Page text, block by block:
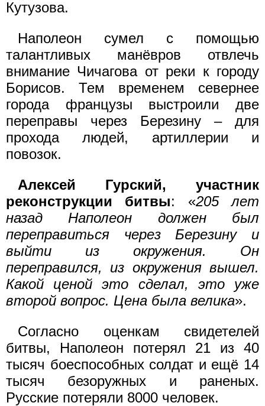
Кутузова.
Наполеон сумел с помощью
талантливых манёвров отвлечь
внимание Чичагова от реки к городу
Борисов. Тем временем севернее
города французы выстроили две
переправы через Березину – для
прохода людей, артиллерии и
повозок.
Алексей Гурский, участник
реконструкции битвы: «205 лет
назад Наполеон должен был
переправиться через Березину и
выйти из окружения. Он
переправился, из окружения вышел.
Какой ценой это сделал, это уже
второй вопрос. Цена была велика».
Согласно оценкам свидетелей
битвы, Наполеон потерял 21 из 40
тысяч боеспособных солдат и ещё 14
тысяч безоружных и раненых.
Русские потеряли 8000 человек.